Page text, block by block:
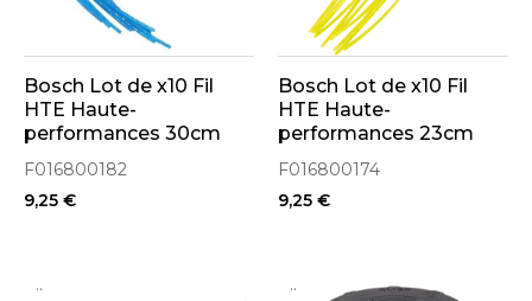
Bosch Lot de x10 Fil
HTE Haute-
performances 30cm
pour coupe-bordure
ART 30 (F016800182)
F016800182
9,25 €
Bosch Lot de x10 Fil
HTE Haute-
performances 23cm
pour coupe-bordure
ART 23 (F016800174)
F016800174
9,25 €
.. ..